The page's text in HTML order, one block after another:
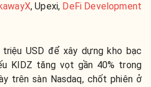
, Upexi, DeFi Development
USD để xây dựng kho bạc
KIDZ tăng vọt gần 40% trong
trên sàn Nasdaq, chốt phiên ở